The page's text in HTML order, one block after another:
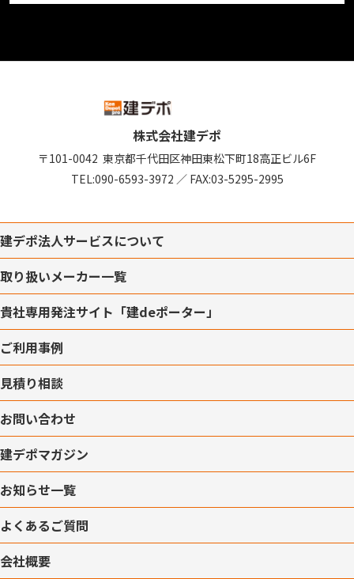
株式会社建デポ
〒101-0042 東京都千代田区神田東松下町18高正ビル6F
TEL:090-6593-3972 ／ FAX:03-5295-2995
建デポ法人サービスについて
取り扱いメーカー一覧
貴社専用発注サイト「建deポーター」
ご利用事例
見積り相談
お問い合わせ
建デポマガジン
お知らせ一覧
よくあるご質問
会社概要